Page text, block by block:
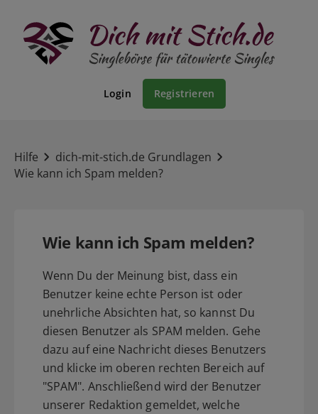
Login Registrieren
Hilfe
dich-mit-stich.de Grundlagen
Wie kann ich Spam melden?
Wie kann ich Spam melden?
Wenn Du der Meinung bist, dass ein
Benutzer keine echte Person ist oder
unehrliche Absichten hat, so kannst Du
diesen Benutzer als SPAM melden. Gehe
dazu auf eine Nachricht dieses Benutzers
und klicke im oberen rechten Bereich auf
"SPAM". Anschließend wird der Benutzer
unserer Redaktion gemeldet, welche